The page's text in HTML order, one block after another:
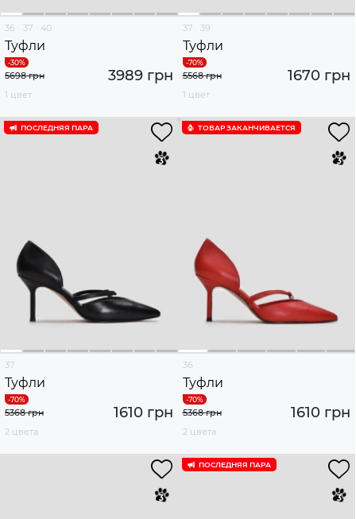
36 37 40
Туфли
3989 грн
5698 грн
1 цвет
37 39
Туфли
1670 грн
5568 грн
1 цвет
ПОСЛЕДНЯЯ ПАРА
37
Туфли
1610 грн
5368 грн
2 цвета
ТОВАР ЗАКАНЧИВАЕТСЯ
36
Туфли
1610 грн
5368 грн
2 цвета
ПОСЛЕДНЯЯ ПАРА